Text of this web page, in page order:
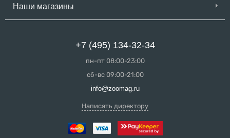
Наши магазины
+7 (495) 134-32-34
пн-пт 08:00-23:00
сб-вс 09:00-21:00
info@zoomag.ru
Написать директору